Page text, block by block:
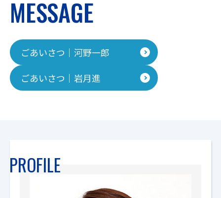
MESSAGE
ごあいさつ｜河野一郎
ごあいさつ｜岩月進
PROFILE